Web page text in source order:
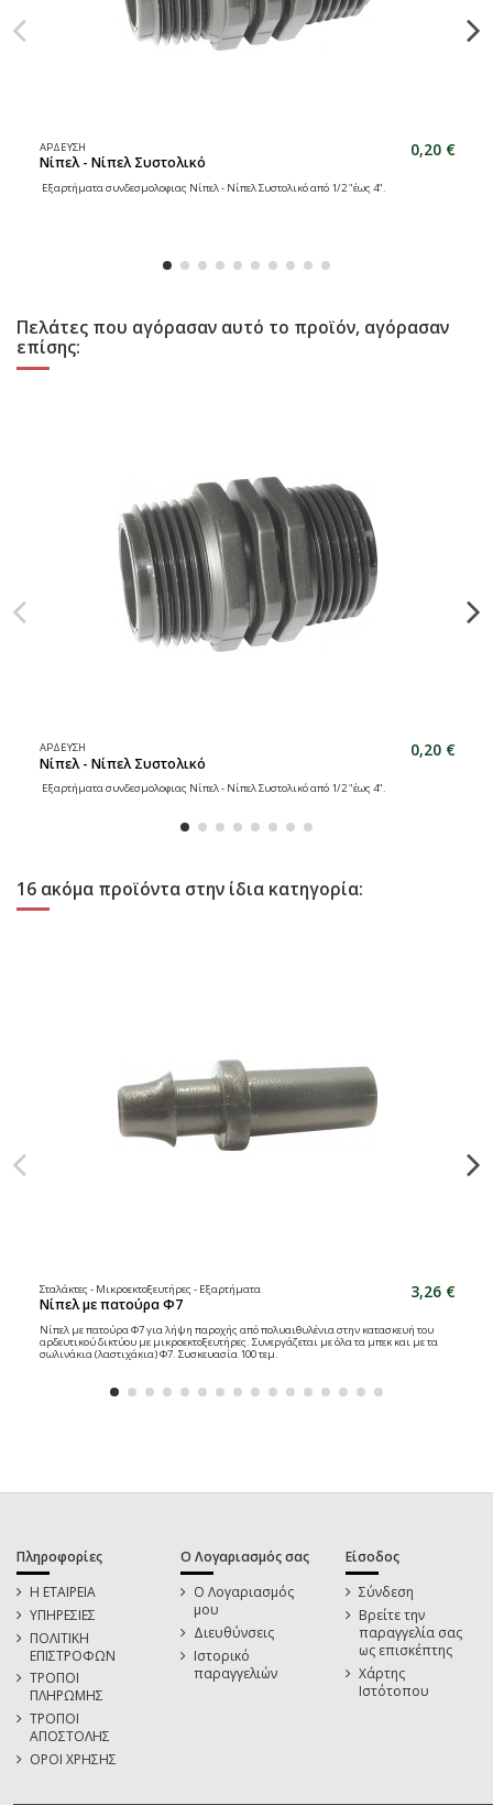
ΑΡΔΕΥΣΗ
Νίπελ - Νίπελ Συστολικό
0,20 €
Εξαρτήματα συνδεσμολοφιας Νίπελ - Νίπελ Συστολικό από 1/2 "έως 4".
Πελάτες που αγόρασαν αυτό το προϊόν, αγόρασαν
επίσης:
ΑΡΔΕΥΣΗ
Νίπελ - Νίπελ Συστολικό
0,20 €
Εξαρτήματα συνδεσμολοφιας Νίπελ - Νίπελ Συστολικό από 1/2 "έως 4".
16 ακόμα προϊόντα στην ίδια κατηγορία:
Σταλάκτες - Μικροεκτοξευτήρες - Εξαρτήματα
Νίπελ με πατούρα Φ7
3,26 €
Νίπελ με πατούρα Φ7 για λήψη παροχής από πολυαιθυλένια στην κατασκευή του
αρδευτικού δικτύου με μικροεκτοξευτήρες. Συνεργάζεται με όλα τα μπεκ και με τα
σωλινάκια (λαστιχάκια) Φ7. Συσκευασία 100 τεμ.
Πληροφορίες
Η ΕΤΑΙΡΕΙΑ
ΥΠΗΡΕΣΙΕΣ
ΠΟΛΙΤΙΚΗ
ΕΠΙΣΤΡΟΦΩΝ
ΤΡΟΠΟΙ
ΠΛΗΡΩΜΗΣ
ΤΡΟΠΟΙ
ΑΠΟΣΤΟΛΗΣ
ΟΡΟΙ ΧΡΗΣΗΣ
Ο Λογαριασμός σας
Ο Λογαριασμός
μου
Διευθύνσεις
Ιστορικό
παραγγελιών
Είσοδος
Σύνδεση
Βρείτε την
παραγγελία σας
ως επισκέπτης
Χάρτης
Ιστότοπου